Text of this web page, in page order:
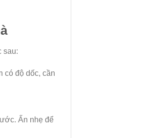
sau:
có độ dốc, cần
Ấn nhẹ để